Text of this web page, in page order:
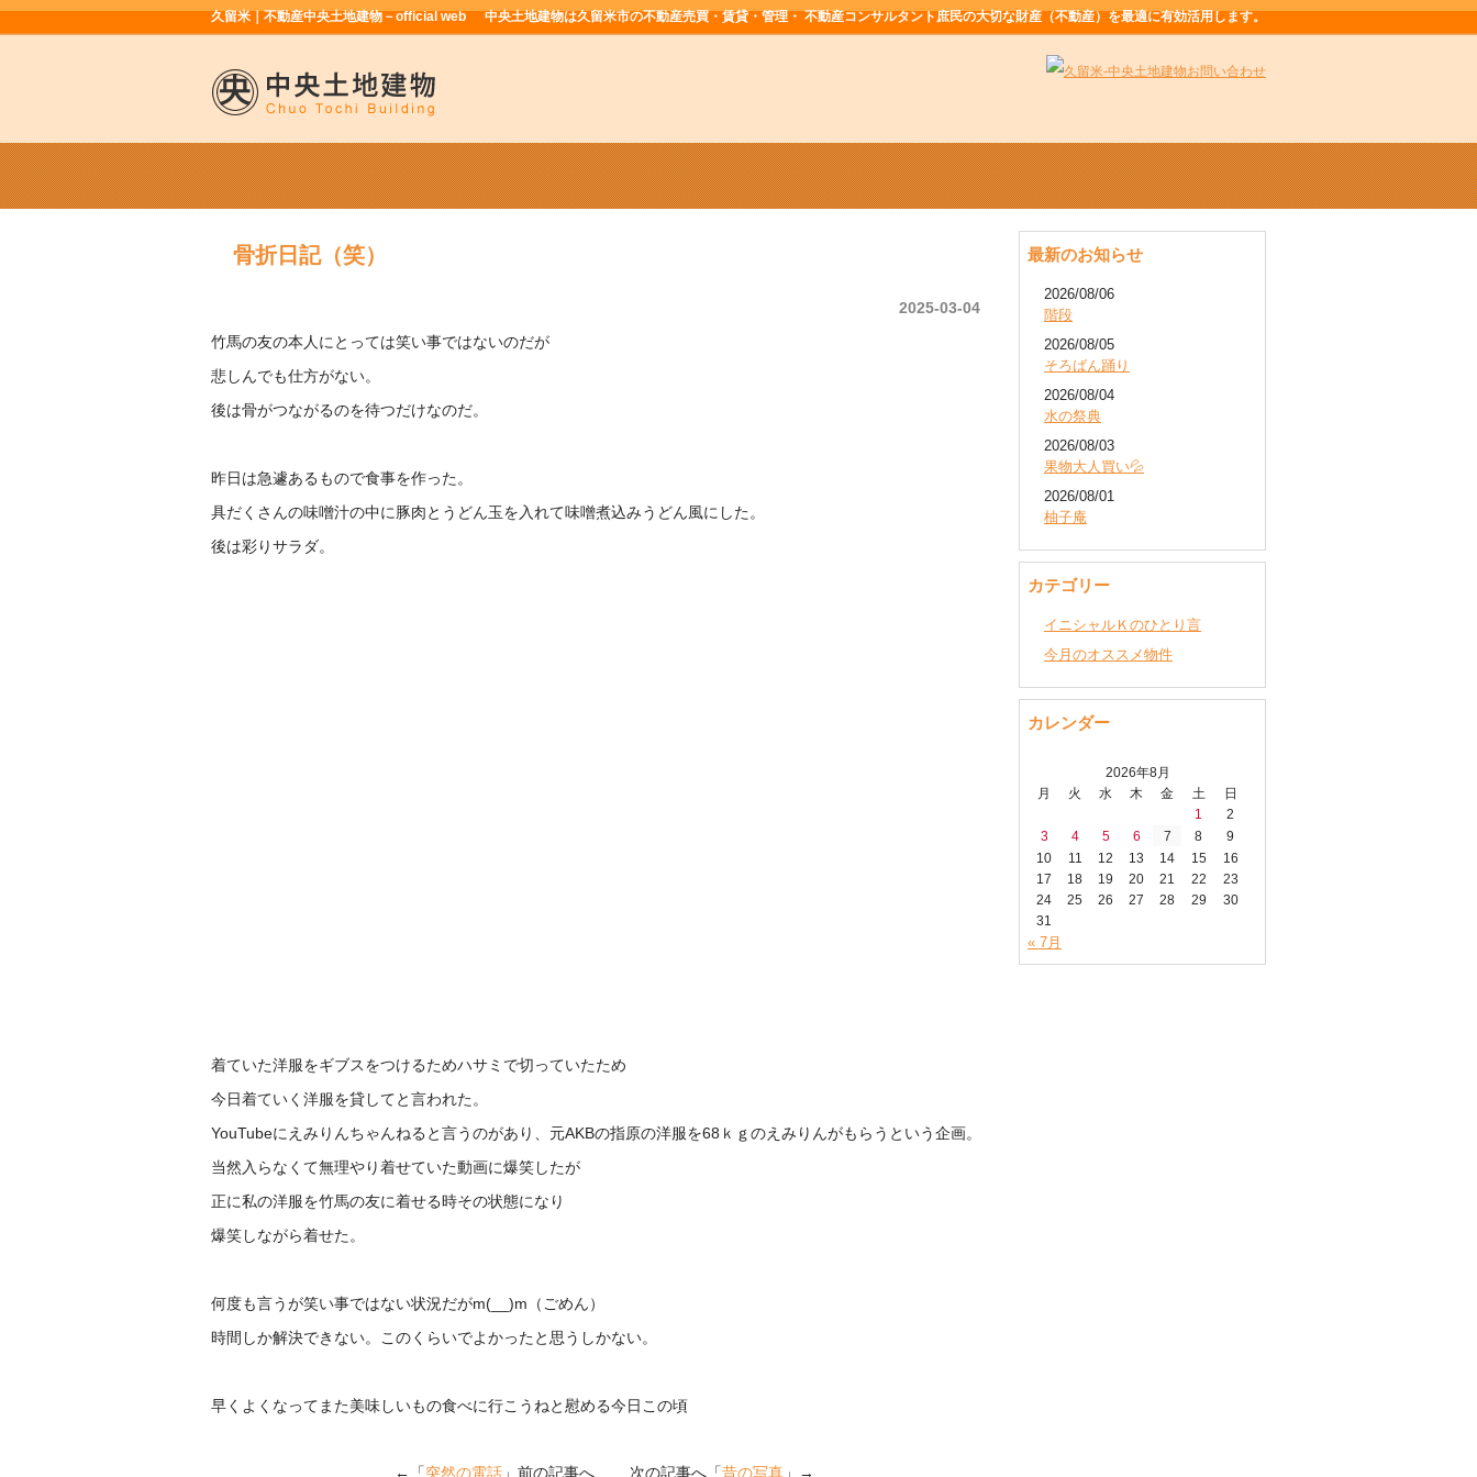
久留米｜不動産中央土地建物－official web 中央土地建物は久留米市の不動産売買・賃貸・管理・ 不動産コンサルタント庶民の大切な財産（不動産）を最適に有効活用します。
骨折日記（笑）
2025-03-04
竹馬の友の本人にとっては笑い事ではないのだが
悲しんでも仕方がない。
後は骨がつながるのを待つだけなのだ。
昨日は急遽あるもので食事を作った。
具だくさんの味噌汁の中に豚肉とうどん玉を入れて味噌煮込みうどん風にした。
後は彩りサラダ。
着ていた洋服をギブスをつけるためハサミで切っていたため
今日着ていく洋服を貸してと言われた。
YouTubeにえみりんちゃんねると言うのがあり、元AKBの指原の洋服を68ｋｇのえみりんがもらうという企画。
当然入らなくて無理やり着せていた動画に爆笑したが
正に私の洋服を竹馬の友に着せる時その状態になり
爆笑しながら着せた。
何度も言うが笑い事ではない状況だがm(__)m（ごめん）
時間しか解決できない。このくらいでよかったと思うしかない。
早くよくなってまた美味しいもの食べに行こうねと慰める今日この頃
←「突然の電話」前の記事へ 次の記事へ「昔の写真」→
最新のお知らせ
2026/08/06
階段
2026/08/05
そろばん踊り
2026/08/04
水の祭典
2026/08/03
果物大人買い💦
2026/08/01
柚子庵
カテゴリー
イニシャルＫのひとり言
今月のオススメ物件
カレンダー
2026年8月
月
火 水 木 金 土
日
1
2
3
4 5 6 7 8
9
10
11 12 13 14 15
16
17
18 19 20 21 22
23
24
25 26 27 28 29
30
31
« 7月